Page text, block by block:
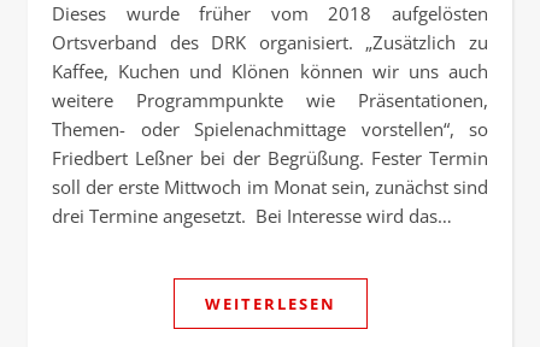
Dieses wurde früher vom 2018 aufgelösten
Ortsverband des DRK organisiert. „Zusätzlich zu
Kaffee, Kuchen und Klönen können wir uns auch
weitere Programmpunkte wie Präsentationen,
Themen- oder Spielenachmittage vorstellen“, so
Friedbert Leßner bei der Begrüßung. Fester Termin
soll der erste Mittwoch im Monat sein, zunächst sind
drei Termine angesetzt. Bei Interesse wird das…
WEITERLESEN